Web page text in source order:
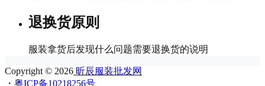
退换货原则
服装拿货后发现什么问题需要退换货的说明
Copyright © 2026 昕辰服装批发网
・ 粤ICP备10218256号